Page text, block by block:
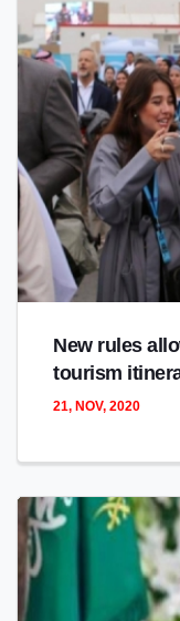
New rules
tourism
21, NOV, 2020